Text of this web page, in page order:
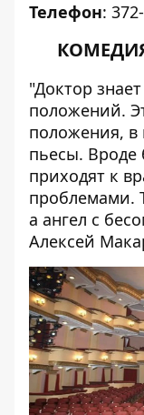
Телефон:
"Доктор
положений.
положения, в
пьесы. Вроде
приходят к
проблемами.
а ангел с
Алексей